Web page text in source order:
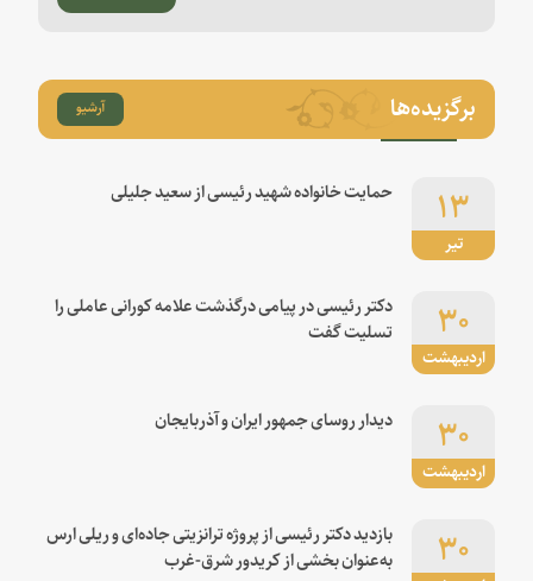
برگزیده‌ها آرشیو
تیر
۱۳ حمایت خانواده شهید رئیسی از سعید جلیلی
اردیبهشت
۳۰
دکتر رئیسی در پیامی درگذشت علامه کورانی عاملی را
تسلیت گفت
اردیبهشت
۳۰ دیدار روسای جمهور ایران و آذربایجان
۳۰
بازدید دکتر رئیسی از پروژه ترانزیتی جاده‌ای و ریلی ارس
به‌عنوان بخشی از کریدور شرق-غرب